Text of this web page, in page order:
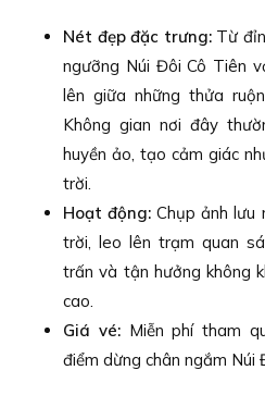
Nét đẹp đặc trưng:Từ
ngưỡng Núi Đôi Cô Tiên
lên giữa những thửa
Không gian nơi đây
huyền ảo, tạo cảm giác
trời.
Hoạt động: Chụp ảnh lưu
trời, leo lên trạm quan
trấn và tận hưởng không
cao.
Giá vé:Miễn phí tham
điểm dừng chân ngắm Núi